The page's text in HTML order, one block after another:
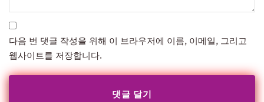
다음 번 댓글 작성을 위해 이 브라우저에 이름, 이메일, 그리고
웹사이트를 저장합니다.